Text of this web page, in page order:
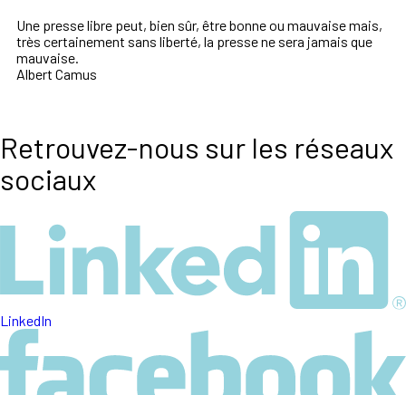
Une presse libre peut, bien sûr, être bonne ou mauvaise mais,
très certainement sans liberté, la presse ne sera jamais que
mauvaise.
Albert Camus
Retrouvez-nous sur les réseaux
sociaux
LinkedIn